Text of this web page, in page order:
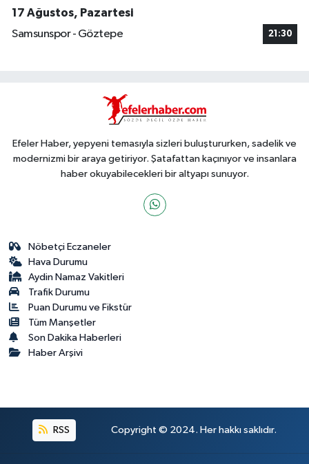
17 Ağustos, Pazartesi
Samsunspor - Göztepe
21:30
Efeler Haber, yepyeni temasıyla sizleri buluştururken, sadelik ve
modernizmi bir araya getiriyor. Şatafattan kaçınıyor ve insanlara
haber okuyabilecekleri bir altyapı sunuyor.
Nöbetçi Eczaneler
Hava Durumu
Aydin Namaz Vakitleri
Trafik Durumu
Puan Durumu ve Fikstür
Tüm Manşetler
Son Dakika Haberleri
Haber Arşivi
RSS Copyright © 2024. Her hakkı saklıdır.